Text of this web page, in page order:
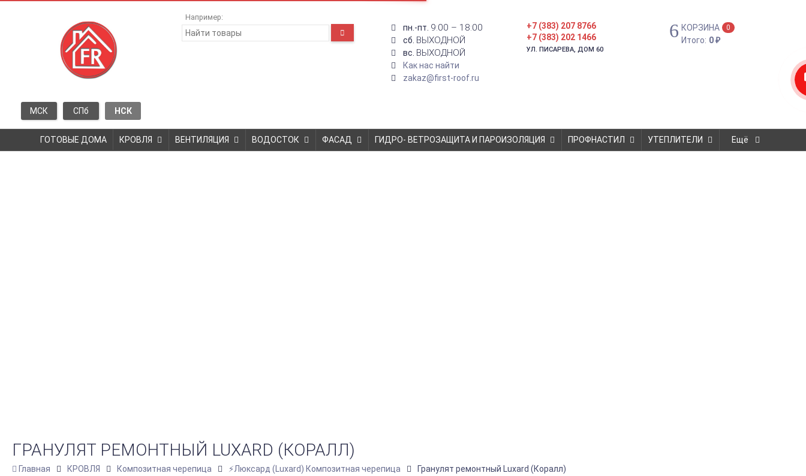
МСК СПб НСК
Например:
пн.-пт. 9:00 – 18:00
сб. ВЫХОДНОЙ
вс. ВЫХОДНОЙ
Как нас найти
zakaz@first-roof.ru
+7 (383) 207 8766
+7 (383) 202 1466
УЛ. ПИСАРЕВА, ДОМ 60
КОРЗИНА 0
Итого: 0₽
ГОТОВЫЕ ДОМА КРОВЛЯ ВЕНТИЛЯЦИЯ ВОДОСТОК ФАСАД ГИДРО- ВЕТРОЗАЩИТА И ПАРОИЗОЛЯЦИЯ ПРОФНАСТИЛ УТЕПЛИТЕЛИ Ещё
ГРАНУЛЯТ РЕМОНТНЫЙ LUXARD (КОРАЛЛ)
Главная КРОВЛЯ Композитная черепица ⚡Люксард (Luxard) Композитная черепица Гранулят ремонтный Luxard (Коралл)